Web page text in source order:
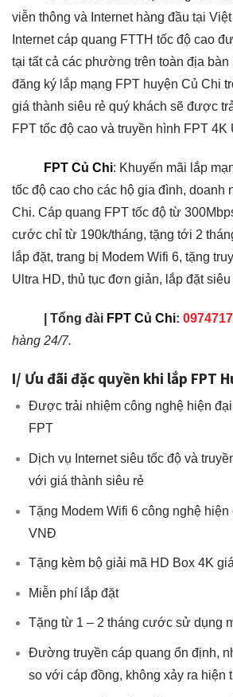
viễn thông và Internet hàng đầu tại
Internet cáp quang FTTH tốc độ cao
tại tất cả các phường trên toàn địa
đăng ký lắp mạng FPT huyện Củ Chi
giá thành siêu rẻ quý khách sẽ được
FPT tốc độ cao và truyền hình FPT 4K
FPT Củ Chi: Khuyến mãi lắp
tốc độ cao cho các hộ gia đình, doanh
Chi. Cáp quang FPT tốc độ từ
cước chỉ từ 190k/tháng, tặng tới 2
lắp đặt, trang bị Modem Wifi 6, tặng
Ultra HD, thủ tục đơn giản, lắp đặt siêu
Tổng đài FPT Củ Chi:
hàng 24/7.
I/ Ưu đãi đặc quyền khi lắp FPT
Được trải nhiệm công nghệ hiện
FPT
Dịch vụ Internet siêu tốc độ và
với giá thành siêu rẻ
Tặng Modem Wifi 6 công nghệ
VNĐ
Tặng kèm bộ giải mã HD Box 4K
Miễn phí lắp đặt
Tặng từ 1 – 2 tháng cước sử dụng
Đường truyền cáp quang ổn định,
so với cáp đồng, không xảy ra hiện